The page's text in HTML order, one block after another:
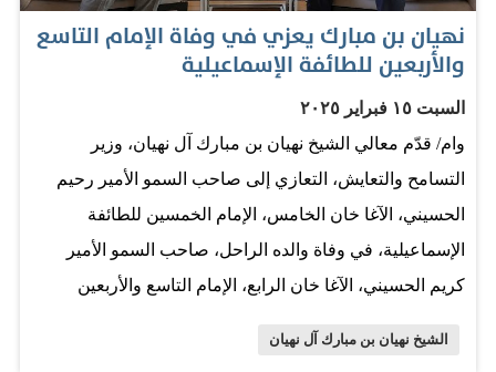
والتعاون الشاملين، تكون أكثر قدرة على الابتكار والتنمية
المستدامة، مما يساهم في بناء اقتصادات متوازنة ترتكز على
رفاهية الأفراد وتعزز المرونة الاقتصادية على المدى البعيد.
وقال معالي الشيخ نهيان بن مبارك آل نهيان، وزير التسامح
والتعايش إن مؤتمر حكومات العالم حاضنة للتسامح يجسد
رؤية دولة الإمارات في أن التسامح والتعايش ليسا فقط من
القيم الإنسانية النبيلة، بل بما يشكلان ركيزة أساسية لبناء
مجتمعات مزدهرة واقتصادات مستدامة. وأضاف معاليه أنه
في ظل ما يشهده…
نهيان بن مبارك يعزي في وفاة الإمام التاسع
والأربعين للطائفة الإسماعيلية
السبت ١٥ فبراير ٢٠٢٥
وام/ قدّم معالي الشيخ نهيان بن مبارك آل نهيان، وزير
التسامح والتعايش، التعازي إلى صاحب السمو الأمير رحيم
الحسيني، الآغا خان الخامس، الإمام الخمسين للطائفة
الإسماعيلية، في وفاة والده الراحل، صاحب السمو الأمير
كريم الحسيني، الآغا خان الرابع، الإمام التاسع والأربعين
الشيخ نهيان بن مبارك آل نهيان